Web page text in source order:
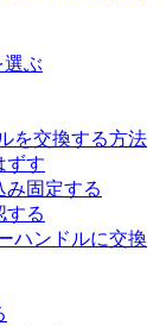
ぶ
を交換する方法
ずす
み固定する
する
ハンドルに交換